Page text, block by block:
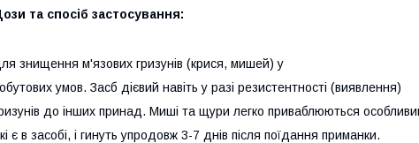
та спосіб застосування:
знищення м'язових гризунів (крися, мишей) у
умов. Засб дієвий навіть у разі резистентності (виявлення)
до інших принад. Миші та щури легко приваблюються
є в засобі, і гинуть упродовж 3-7 днів після поїдання приманки.